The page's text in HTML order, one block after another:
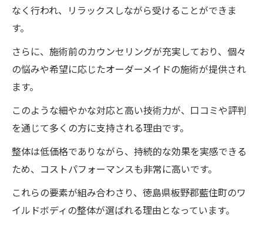
野郡藍住町の整体院ワイルドボディ
ワイルドボディの小顔矯正
徳島県板野郡藍住町のワイルドボディの整体で
顔の骨格調整とは？徳島県板野郡藍住町の
ワイルドボディの整体術
顔の骨格を整えると小顔効果が得られる理
由：徳島県板野郡藍住町のワイルドボディ
板野郡藍住町のワイルドボディの整体
なく行われ、リラックスしながら受けることができま
す。
さらに、施術前のカウンセリングが充実しており、個々
の悩みや希望に応じたオーダーメイドの施術が提供され
ます。
このような細やかな対応と高い技術力が、口コミや評判
を通じて多くの方に支持される理由です。
整体は低価格でありながら、持続的な効果を実感できる
ため、コストパフォーマンスも非常に高いです。
これらの要素が組み合わさり、徳島県板野郡藍住町のワ
イルドボディの整体が選ばれる理由となっています。